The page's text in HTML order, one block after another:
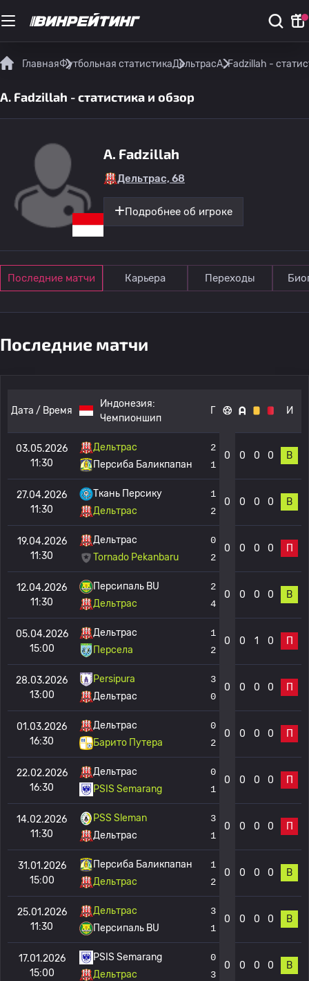
ГлавнаяФутбольная статистикаДельтрасA. Fadzillah -
A. Fadzillah - статистика и обзор
A. Fadzillah
Дельтрас, 68
Подробнее об игроке
Последние матчи Карьера Переходы
Последние матчи
Дата / Время
Индонезия:
Чемпионшип
Г И
03.05.2026
11:30
Дельтрас
Персиба Баликпапан
2
1
0 0 0 0 В
27.04.2026
11:30
Ткань Персику
Дельтрас
1
2
0 0 0 0 В
19.04.2026
11:30
Дельтрас
Tornado Pekanbaru
0
2
0 0 0 0 П
12.04.2026
11:30
Персипаль BU
Дельтрас
2
4
0 0 0 0 В
05.04.2026
15:00
Дельтрас
Персела
1
2
0 0 1 0 П
28.03.2026
13:00
Persipura
Дельтрас
3
0
0 0 0 0 П
01.03.2026
16:30
Дельтрас
Барито Путера
0
2
0 0 0 0 П
22.02.2026
16:30
Дельтрас
PSIS Semarang
0
1
0 0 0 0 П
14.02.2026
11:30
PSS Sleman
Дельтрас
3
1
0 0 0 0 П
31.01.2026
15:00
Персиба Баликпапан
Дельтрас
1
2
0 0 0 0 В
25.01.2026
11:30
Дельтрас
Персипаль BU
3
1
0 0 0 0 В
17.01.2026
15:00
PSIS Semarang
Дельтрас
0
3
0 0 0 0 В